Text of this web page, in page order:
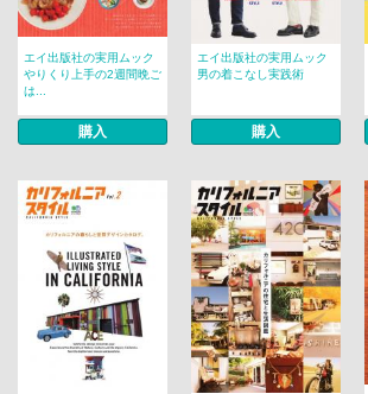
エイ出版社の実用ムック
やりくり上手の2週間晩ご
は...
購入
エイ出版社の実用ムック
男の着こなし実践術
購入